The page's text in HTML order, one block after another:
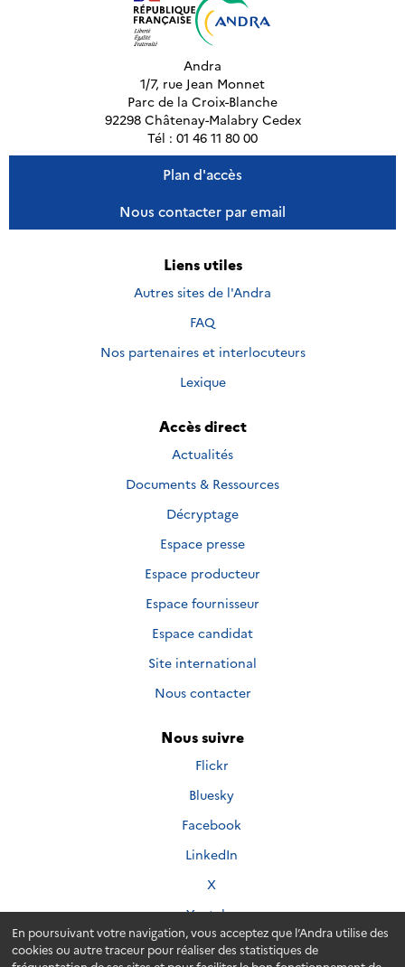
En poursuivant votre navigation, vous acceptez que l’Andra utilise des
cookies ou autre traceur pour réaliser des statistiques de
Andra
1/7, rue Jean Monnet
Parc de la Croix-Blanche
92298 Châtenay-Malabry Cedex
Tél : 01 46 11 80 00
Plan d'accès
Nous contacter par email
Liens utiles
Autres sites de l'Andra
FAQ
Nos partenaires et interlocuteurs
Lexique
Accès direct
Actualités
Documents & Ressources
Décryptage
Espace presse
Espace producteur
Espace fournisseur
Espace candidat
Site international
Nous contacter
Nous suivre
Nous
sur
Flickr
Nous
sur
Bluesky
Nous
sur
Facebook
Nous
LinkedIn
Nous
X
Nous
suivre
sur
Youtube